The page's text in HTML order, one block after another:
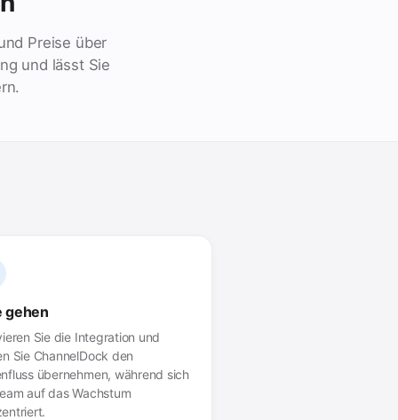
Preise über
und lässt Sie
gehen
Sie die Integration und
Sie ChannelDock den
übernehmen, während sich
auf das Wachstum